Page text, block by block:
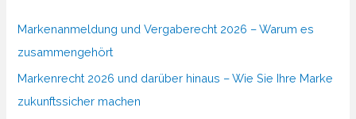
Markenanmeldung und Vergaberecht 2026 – Warum es
zusammengehört
Markenrecht 2026 und darüber hinaus – Wie Sie Ihre Marke
zukunftssicher machen